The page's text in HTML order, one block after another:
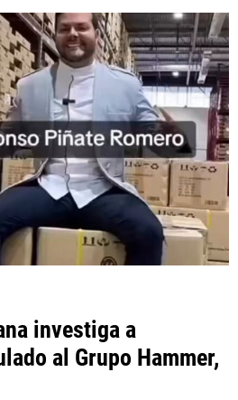
investiga a
al Grupo Hammer,